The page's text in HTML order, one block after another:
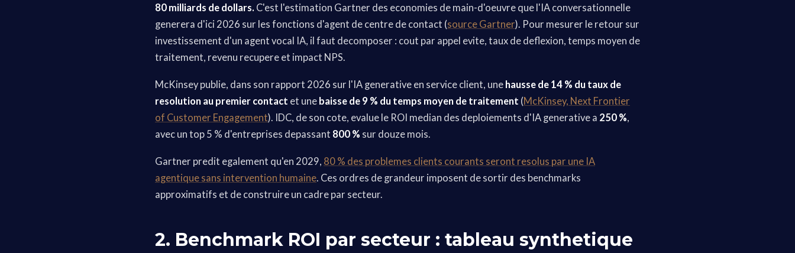
80 milliards de dollars. C'est l'estimation Gartner des economies de main-d'oeuvre que l'IA conversationnelle
generera d'ici 2026 sur les fonctions d'agent de centre de contact (source Gartner). Pour mesurer le retour sur
investissement d'un agent vocal IA, il faut decomposer : cout par appel evite, taux de deflexion, temps moyen de
traitement, revenu recupere et impact NPS.
McKinsey publie, dans son rapport 2026 sur l'IA generative en service client, une hausse de 14 % du taux de
resolution au premier contact et une baisse de 9 % du temps moyen de traitement (McKinsey, Next Frontier
of Customer Engagement). IDC, de son cote, evalue le ROI median des deploiements d'IA generative a 250 %,
avec un top 5 % d'entreprises depassant 800 % sur douze mois.
Gartner predit egalement qu'en 2029, 80 % des problemes clients courants seront resolus par une IA
agentique sans intervention humaine. Ces ordres de grandeur imposent de sortir des benchmarks
approximatifs et de construire un cadre par secteur.
2. Benchmark ROI par secteur : tableau synthetique